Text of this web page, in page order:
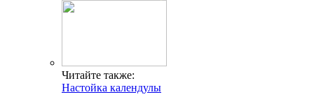
Читайте также:
Настойка календулы